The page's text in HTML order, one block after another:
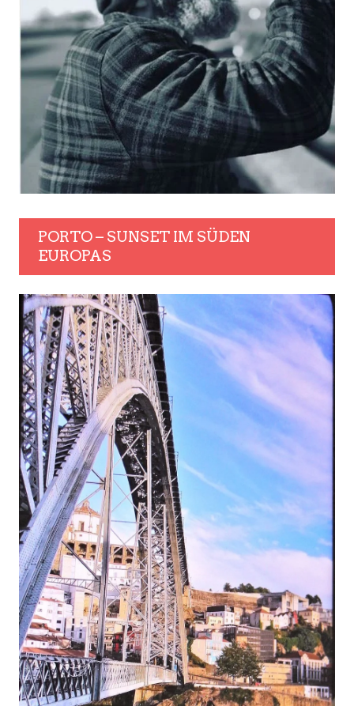
PORTO – SUNSET IM SÜDEN
EUROPAS